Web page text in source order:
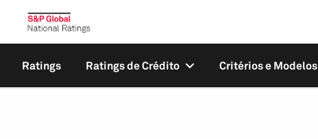
Ratings Ratings de Crédito Critérios e Modelos